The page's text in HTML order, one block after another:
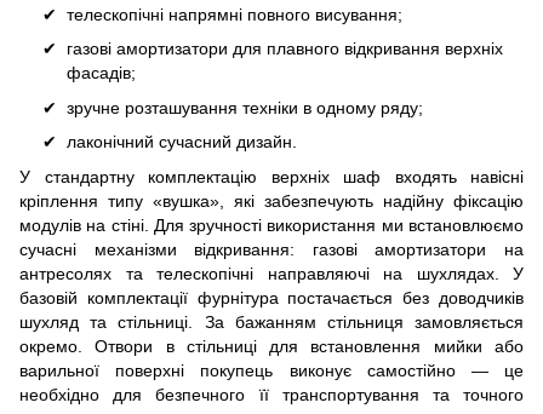
телескопічні напрямні повного висування;
газові амортизатори для плавного відкривання верхніх
фасадів;
зручне розташування техніки в одному ряду;
лаконічний сучасний дизайн.
У стандартну комплектацію верхніх шаф входять навісні
кріплення типу «вушка», які забезпечують надійну фіксацію
модулів на стіні. Для зручності використання ми встановлюємо
сучасні механізми відкривання: газові амортизатори на
антресолях та телескопічні направляючі на шухлядах. У
базовій комплектації фурнітура постачається без доводчиків
шухляд та стільниці. За бажанням стільниця замовляється
окремо. Отвори в стільниці для встановлення мийки або
варильної поверхні покупець виконує самостійно — це
необхідно для безпечного її транспортування та точного